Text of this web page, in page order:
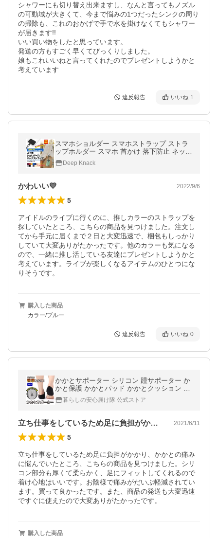
シャワーにも切り替え出来ますし、なんと言ってもノズル
の可動域が大きくて、今まで悩みの1つだったシンクの周り
の掃除も、これのおかげで手で水を掛けなくてもシャワー
が届きます!!
いい買い物をしたと思っています。
発送の方もすごく早くてびっくりしました。
娘もこれいいねと言ってくれたのでプレゼントしようかと
考えています
違反報告 いいね 1
スマホショルダー スマホストラップ ストラ
ップホルダー スマホ 首かけ 落下防止 ネック
ストラップ 斜めがけ
Deep Knack
かわいい💙 2022/9/6
5
アイドルのライブに行くのに、推しカラーのストラップを
探していたところ、こちらの商品を見つけました。注文し
てから手元に届くまで２日と大変迅速で、梱包もしっかり
していて大変ありがたかったです。他のカラーも気になる
ので、一緒に推し活している友達にプレゼントしようかと
考えています。ライブが楽しくなるアイテムのひとつにな
りそうです。
購入した商品
カラー/ブルー
違反報告 いいね 0
かかとサポーター シリコン 踵サポーター か
かと保護 かかとパッド かかとクッション か
かと サポーター 衝撃吸収 痛み緩和 足底筋膜
炎 スポーツ
暮らしの安心届け隊 公式ストア
立ち仕事をしているため足に負担がかかり… 2021/6/11
5
立ち仕事をしているため足に負担がかかり、かかとの痛み
に悩んでいたところ、こちらの商品を見つけました。シリ
コン部分も厚くて柔らかく、足にフィットしてくれるので
着け心地はいいです。お陰様で痛みがだいぶ軽減されてい
ます。買って良かったです。また、商品の発送も大変迅速
ですぐに使えたので大変ありがたかったです。
購入した商品